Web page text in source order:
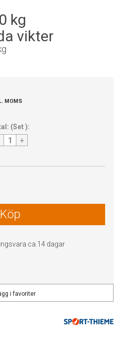
kg
vikter
MOMS
(Set):
+
Köp
ca. 14 dagar
i favoriter